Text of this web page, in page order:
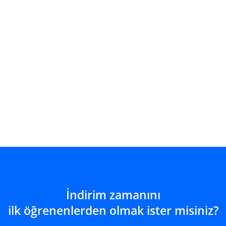
İndirim zamanını
ilk öğrenenlerden olmak ister misiniz?